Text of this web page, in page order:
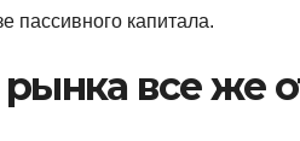
пассивного капитала.
все же